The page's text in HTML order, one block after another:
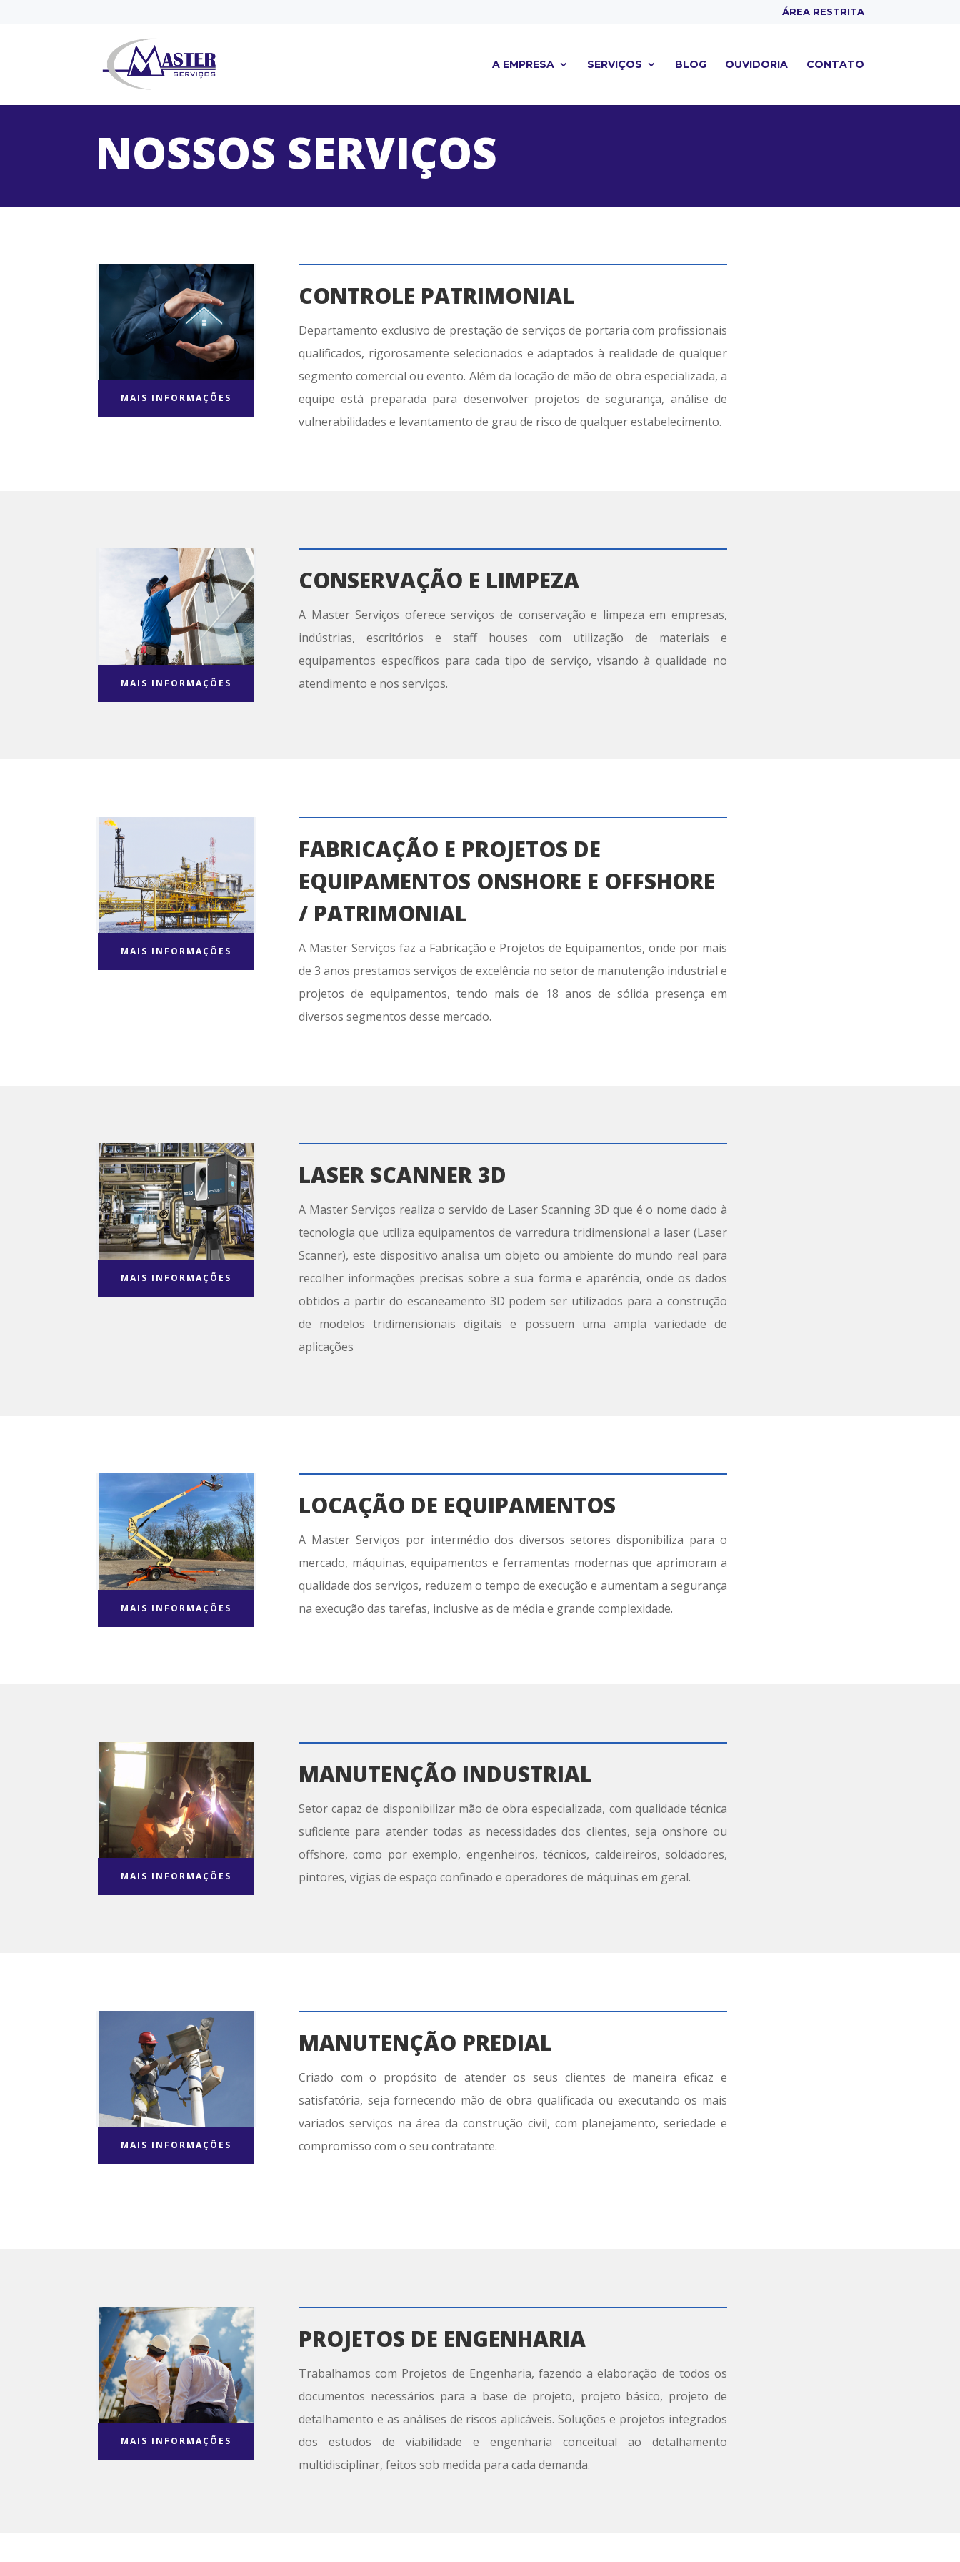
ÁREA RESTRITA
A EMPRESA SERVIÇOS BLOG OUVIDORIA CONTATO
NOSSOS SERVIÇOS
MAIS INFORMAÇÕES
CONTROLE PATRIMONIAL
Departamento exclusivo de prestação de serviços de portaria com profissionais
qualificados, rigorosamente selecionados e adaptados à realidade de qualquer
segmento comercial ou evento. Além da locação de mão de obra especializada, a
equipe está preparada para desenvolver projetos de segurança, análise de
vulnerabilidades e levantamento de grau de risco de qualquer estabelecimento.
MAIS INFORMAÇÕES
CONSERVAÇÃO E LIMPEZA
A Master Serviços oferece serviços de conservação e limpeza em empresas,
indústrias, escritórios e staff houses com utilização de materiais e
equipamentos específicos para cada tipo de serviço, visando à qualidade no
atendimento e nos serviços.
MAIS INFORMAÇÕES
FABRICAÇÃO E PROJETOS DE
EQUIPAMENTOS ONSHORE E OFFSHORE
/ PATRIMONIAL
A Master Serviços faz a Fabricação e Projetos de Equipamentos, onde por mais
de 3 anos prestamos serviços de excelência no setor de manutenção industrial e
projetos de equipamentos, tendo mais de 18 anos de sólida presença em
diversos segmentos desse mercado.
MAIS INFORMAÇÕES
LASER SCANNER 3D
A Master Serviços realiza o servido de Laser Scanning 3D que é o nome dado à
tecnologia que utiliza equipamentos de varredura tridimensional a laser (Laser
Scanner), este dispositivo analisa um objeto ou ambiente do mundo real para
recolher informações precisas sobre a sua forma e aparência, onde os dados
obtidos a partir do escaneamento 3D podem ser utilizados para a construção
de modelos tridimensionais digitais e possuem uma ampla variedade de
aplicações
MAIS INFORMAÇÕES
LOCAÇÃO DE EQUIPAMENTOS
A Master Serviços por intermédio dos diversos setores disponibiliza para o
mercado, máquinas, equipamentos e ferramentas modernas que aprimoram a
qualidade dos serviços, reduzem o tempo de execução e aumentam a segurança
na execução das tarefas, inclusive as de média e grande complexidade.
MAIS INFORMAÇÕES
MANUTENÇÃO INDUSTRIAL
Setor capaz de disponibilizar mão de obra especializada, com qualidade técnica
suficiente para atender todas as necessidades dos clientes, seja onshore ou
offshore, como por exemplo, engenheiros, técnicos, caldeireiros, soldadores,
pintores, vigias de espaço confinado e operadores de máquinas em geral.
MAIS INFORMAÇÕES
MANUTENÇÃO PREDIAL
Criado com o propósito de atender os seus clientes de maneira eficaz e
satisfatória, seja fornecendo mão de obra qualificada ou executando os mais
variados serviços na área da construção civil, com planejamento, seriedade e
compromisso com o seu contratante.
MAIS INFORMAÇÕES
PROJETOS DE ENGENHARIA
Trabalhamos com Projetos de Engenharia, fazendo a elaboração de todos os
documentos necessários para a base de projeto, projeto básico, projeto de
detalhamento e as análises de riscos aplicáveis. Soluções e projetos integrados
dos estudos de viabilidade e engenharia conceitual ao detalhamento
multidisciplinar, feitos sob medida para cada demanda.